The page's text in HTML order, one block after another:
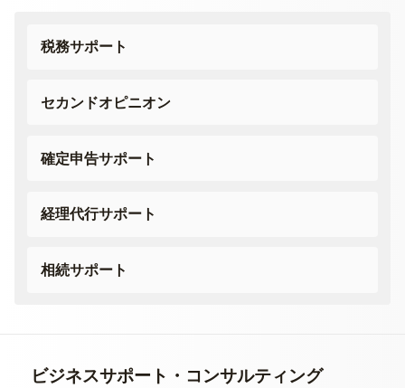
税務サポート
セカンドオピニオン
確定申告サポート
経理代行サポート
相続サポート
ビジネスサポート・ コンサルティング